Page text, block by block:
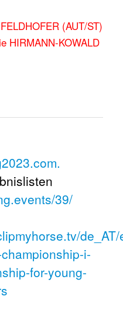
(AUT/ST)
HIRMANN-KOWALD
39/
i-
for-young-